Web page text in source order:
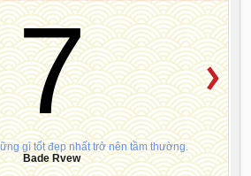
7
gì tốt đẹp nhất trở nên tầm thường.
Bade Rvew